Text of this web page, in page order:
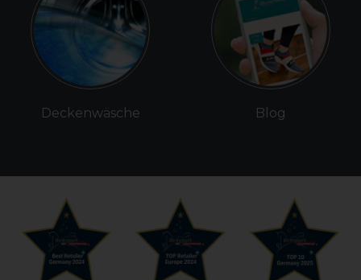
Deckenwäsche Blog